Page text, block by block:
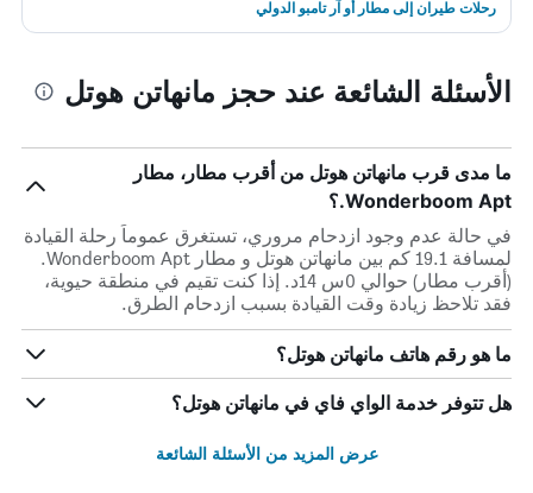
رحلات طيران إلى مطار أو آر تامبو الدولي
الأسئلة الشائعة عند حجز مانهاتن هوتل
ما مدى قرب مانهاتن هوتل من أقرب مطار، مطار
Wonderboom Apt.؟
في حالة عدم وجود ازدحام مروري، تستغرق عموماً رحلة القيادة
لمسافة 19.1 كم بين مانهاتن هوتل و مطار Wonderboom Apt.
(أقرب مطار) حوالي 0س 14د. إذا كنت تقيم في منطقة حيوية،
فقد تلاحظ زيادة وقت القيادة بسبب ازدحام الطرق.
ما هو رقم هاتف مانهاتن هوتل؟
هل تتوفر خدمة الواي فاي في مانهاتن هوتل؟
عرض المزيد من الأسئلة الشائعة